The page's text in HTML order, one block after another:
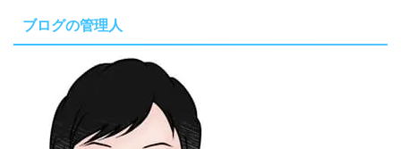
ブログの管理人